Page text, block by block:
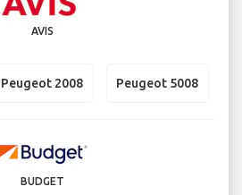
AVIS
Peugeot 2008 Peugeot 5008
BUDGET